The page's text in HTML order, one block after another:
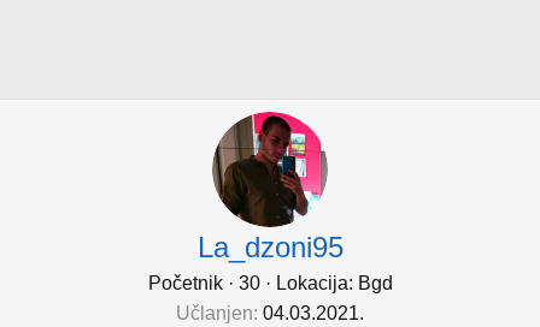
La_dzoni95
Početnik · 30 · Lokacija: Bgd
Učlanjen 04.03.2021.